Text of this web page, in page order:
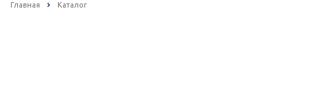
Главная Каталог